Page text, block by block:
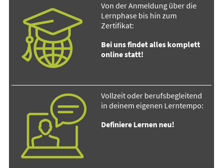
Von der Anmeldung über die
Lernphase bis hin zum
Zertifikat:
Bei uns findet alles komplett
online statt!
Vollzeit oder berufsbegleitend
in deinem eigenen Lerntempo:
Definiere Lernen neu!